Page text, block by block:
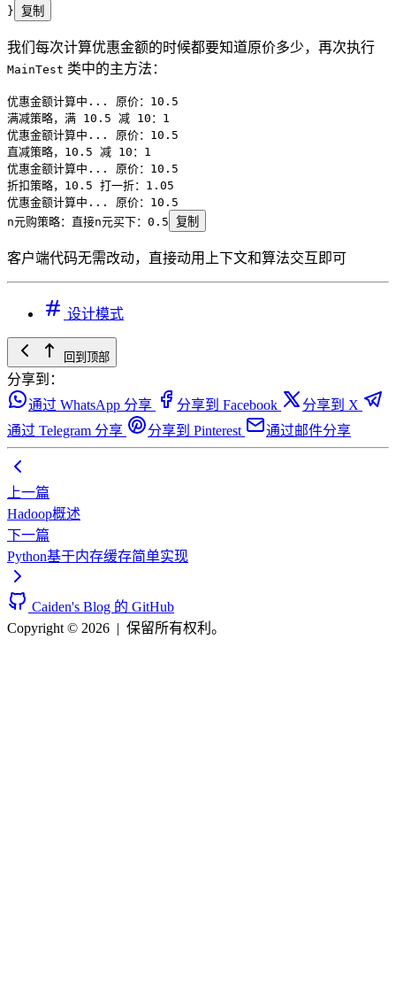
} 复制
我们每次计算优惠金额的时候都要知道原价多少，再次执行
MainTest 类中的主方法：
优惠金额计算中 ... 原价： 10.5
满减策略，满 10.5 减 10 ： 1
优惠金额计算中 ... 原价： 10.5
直减策略， 10.5 减 10 ： 1
优惠金额计算中 ... 原价： 10.5
折扣策略， 10.5 打一折： 1.05
优惠金额计算中 ... 原价： 10.5
n元购策略：直接n元买下： 0.5 复制
客户端代码无需改动，直接动用上下文和算法交互即可
设计模式
回到顶部
分享到：
通过 WhatsApp 分享
分享到 Facebook
分享到 X
通过 Telegram 分享
分享到 Pinterest 通过邮件分享
上一篇
Hadoop概述
下一篇
Python基于内存缓存简单实现
Caiden's Blog 的 GitHub
Copyright © 2026 | 保留所有权利。